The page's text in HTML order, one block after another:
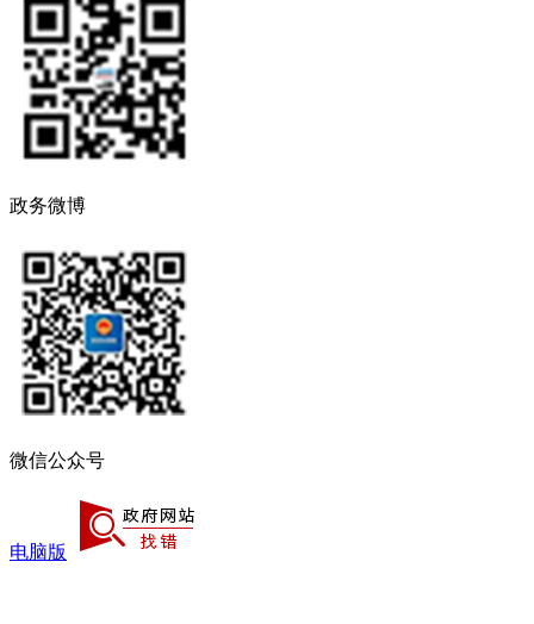
政务微博
微信公众号
电脑版